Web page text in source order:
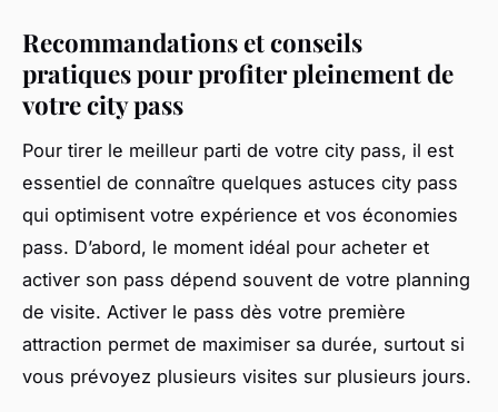
Recommandations et conseils
pratiques pour profiter pleinement de
votre city pass
Pour tirer le meilleur parti de votre city pass, il est
essentiel de connaître quelques astuces city pass
qui optimisent votre expérience et vos économies
pass. D’abord, le moment idéal pour acheter et
activer son pass dépend souvent de votre planning
de visite. Activer le pass dès votre première
attraction permet de maximiser sa durée, surtout si
vous prévoyez plusieurs visites sur plusieurs jours.